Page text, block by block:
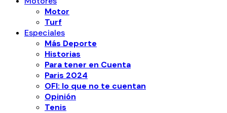
Motor
Turf
Especiales
Más Deporte
Historias
Para tener en Cuenta
Paris 2024
OFI: lo que no te cuentan
Opinión
Tenis